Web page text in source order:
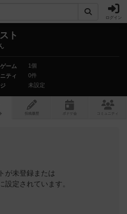
ログイン
ト
ーム
1個
ティ
0件
未設定
投稿履歴 ボ ドゲ コミュニティ
が未登録または
設定されています。